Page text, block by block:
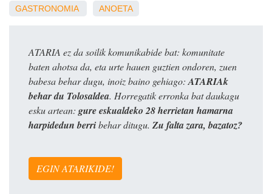
GASTRONOMIA ANOETA
ATARIA ez da soilik komunikabide bat: komunitate
baten ahotsa da, eta urte hauen guztien ondoren, zuen
babesa behar dugu, inoiz baino gehiago: ATARIAk
behar du Tolosaldea. Horregatik erronka bat daukagu
esku artean: gure eskualdeko 28 herrietan hamarna
harpidedun berribehar ditugu. Zu falta zara, bazatoz?
EGIN ATARIKIDE!